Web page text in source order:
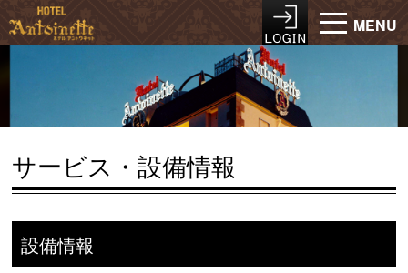
MENU
サービス・設備情報
設備情報